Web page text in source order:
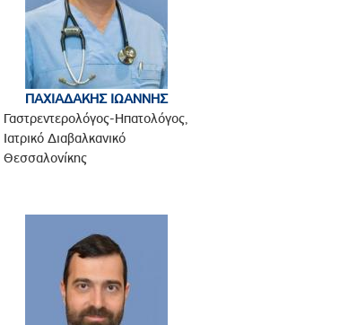
ΠΑΧΙΑΔΑΚΗΣ ΙΩΑΝΝΗΣ
Γαστρεντερολόγος-Ηπατολόγος,
Ιατρικό Διαβαλκανικό
Θεσσαλονίκης